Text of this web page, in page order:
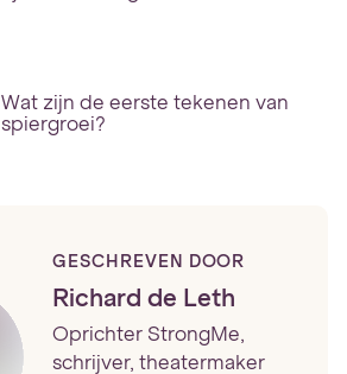
Wat zijn de eerste tekenen van
spiergroei?
GESCHREVEN DOOR
Richard de Leth
Oprichter StrongMe,
schrijver, theatermaker